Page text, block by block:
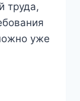
труда,
уже